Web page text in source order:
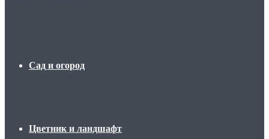
Сад и огород
Цветник и ландшафт